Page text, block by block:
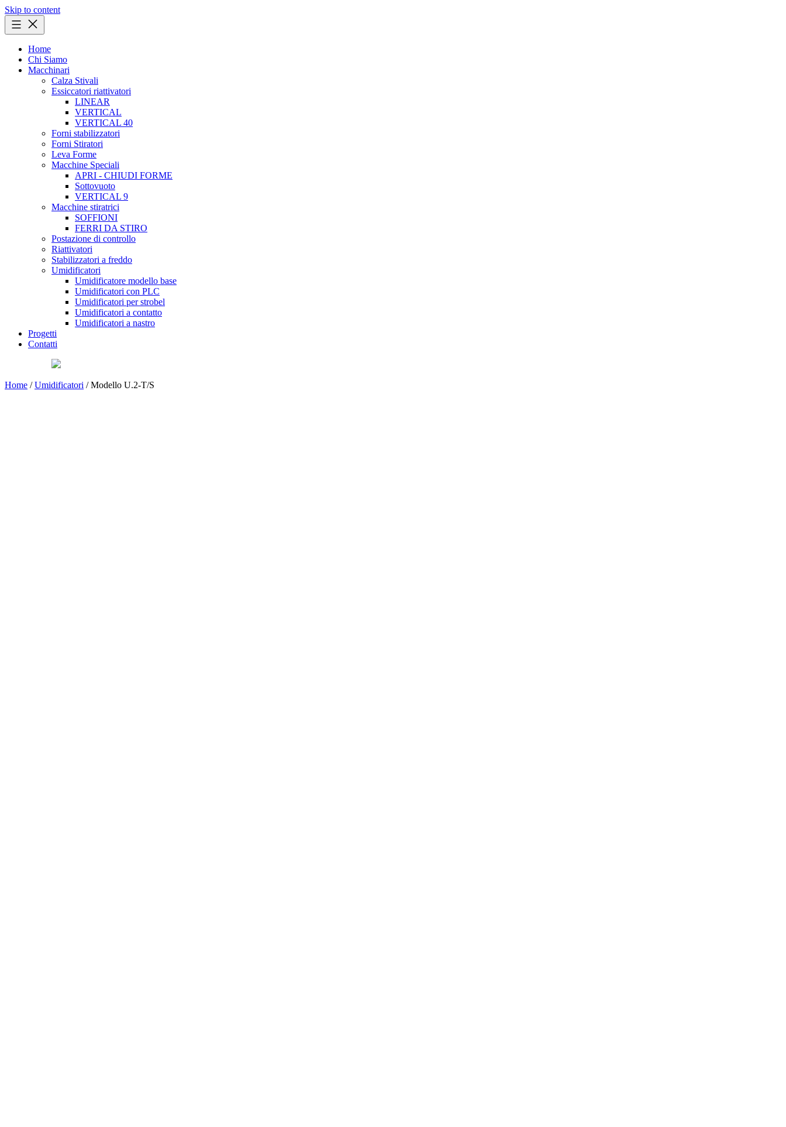
Skip to content
Home
Chi Siamo
Macchinari
Calza Stivali
Essiccatori riattivatori
LINEAR
VERTICAL
VERTICAL 40
Forni stabilizzatori
Forni Stiratori
Leva Forme
Macchine Speciali
APRI - CHIUDI FORME
Sottovuoto
VERTICAL 9
Macchine stiratrici
SOFFIONI
FERRI DA STIRO
Postazione di controllo
Riattivatori
Stabilizzatori a freddo
Umidificatori
Umidificatore modello base
Umidificatori con PLC
Umidificatori per strobel
Umidificatori a contatto
Umidificatori a nastro
Progetti
Contatti
Home /Umidificatori / Modello U.2-T/S